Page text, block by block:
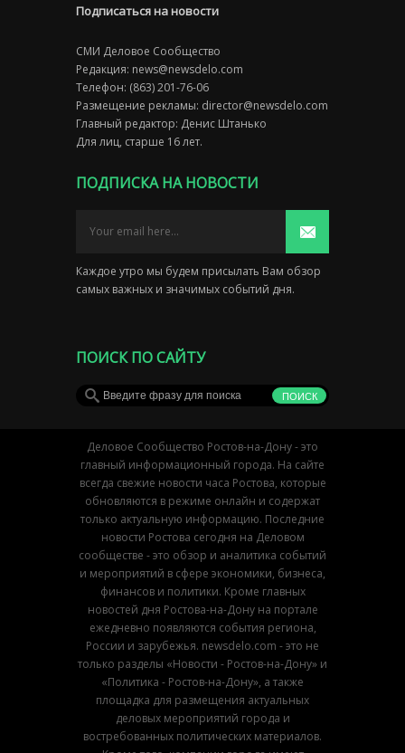
Подписаться на новости
СМИ Деловое Сообщество
Редакция: news@newsdelo.com
Телефон: (863) 201-76-06
Размещение рекламы: director@newsdelo.com
Главный редактор: Денис Штанько
Для лиц, старше 16 лет.
ПОДПИСКА НА НОВОСТИ
Каждое утро мы будем присылать Вам обзор
самых важных и значимых событий дня.
ПОИСК ПО САЙТУ
Деловое Сообщество Ростов-на-Дону - это
главный информационный города. На сайте
всегда свежие новости часа Ростова, которые
обновляются в режиме онлайн и содержат
только актуальную информацию. Последние
новости Ростова сегодня на Деловом
сообществе - это обзор и аналитика событий
и мероприятий в сфере экономики, бизнеса,
финансов и политики. Кроме главных
новостей дня Ростова-на-Дону на портале
ежедневно появляются события региона,
России и зарубежья. newsdelo.com - это не
только разделы «Новости - Ростов-на-Дону» и
«Политика - Ростов-на-Дону», а также
площадка для размещения актуальных
деловых мероприятий города и
востребованных политических материалов.